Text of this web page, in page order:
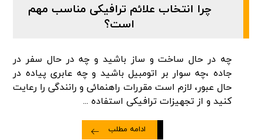
چرا انتخاب علائم ترافیکی مناسب مهم
است؟
چه در حال ساخت و ساز باشید و چه در حال سفر در
جاده ،چه سوار بر اتومبیل باشید و چه عابری پیاده در
حال عبور، لازم است مقررات راهنمائی و رانندگی را رعایت
کنید و از تجهیزات ترافیکی استفاده ...
ادامه مطلب